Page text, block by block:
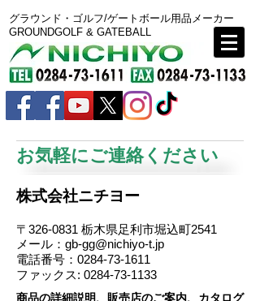
グラウンド・ゴルフ/ゲートボール用品メーカー
GROUNDGOLF & GATEBALL
お気軽にご連絡ください
株式会社ニチヨー
〒326-0831 栃木県足利市堀込町2541
メール： gb-gg@nichiyo-t.jp
電話番号：0284-73-1611
ファックス: 0284-73-1133
商品の詳細説明、販売店のご案内、カタログ